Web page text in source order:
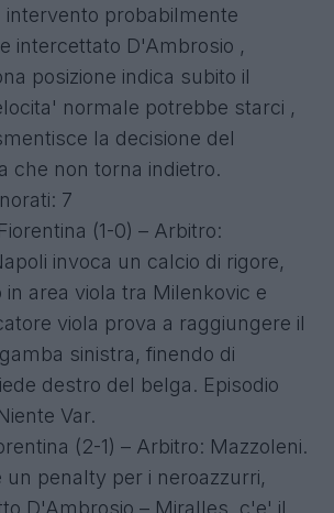
intervento probabilmente
intercettato D'Ambrosio ,
posizione indica subito il
normale potrebbe starci ,
la decisione del
che non torna indietro.
7
(1-0) – Arbitro:
invoca un calcio di rigore,
area viola tra Milenkovic e
viola prova a raggiungere il
sinistra, finendo di
destro del belga. Episodio
Var.
(2-1) – Arbitro: Mazzoleni.
un penalty per i neroazzurri,
D'Ambrosio – Miralles, c'e' il